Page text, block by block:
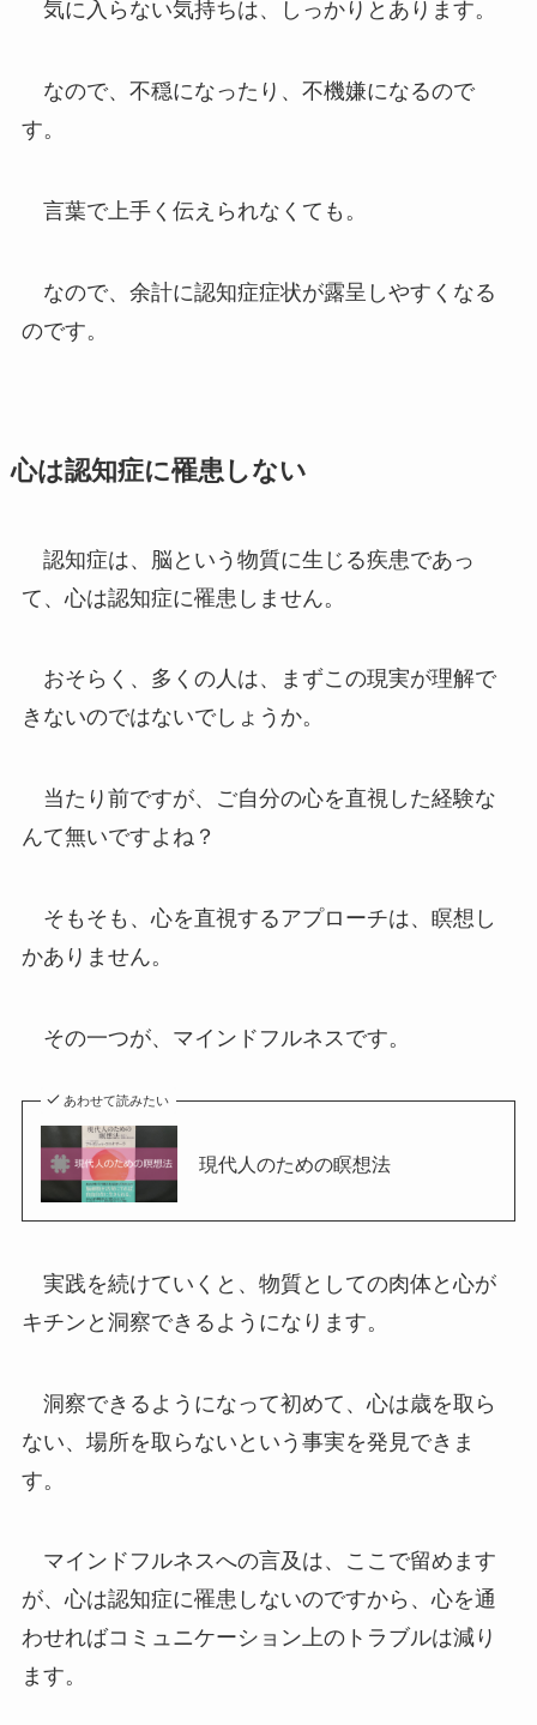
気に入らない気持ちは、しっかりとあります。
なので、不穏になったり、不機嫌になるので
す。
言葉で上手く伝えられなくても。
なので、余計に認知症症状が露呈しやすくなる
のです。
心は認知症に罹患しない
認知症は、脳という物質に生じる疾患であっ
て、心は認知症に罹患しません。
おそらく、多くの人は、まずこの現実が理解で
きないのではないでしょうか。
当たり前ですが、ご自分の心を直視した経験な
んて無いですよね？
そもそも、心を直視するアプローチは、瞑想し
かありません。
その一つが、マインドフルネスです。
あわせて読みたい
現代人のための瞑想法
実践を続けていくと、物質としての肉体と心が
キチンと洞察できるようになります。
洞察できるようになって初めて、心は歳を取ら
ない、場所を取らないという事実を発見できま
す。
マインドフルネスへの言及は、ここで留めます
が、心は認知症に罹患しないのですから、心を通
わせればコミュニケーション上のトラブルは減り
ます。